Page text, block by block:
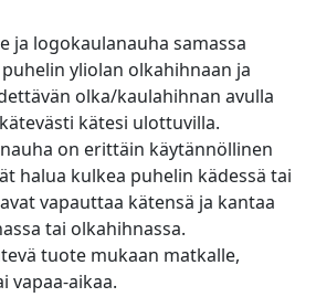
ja logokaulanauha samassa
yliolan olkahihnaan ja
olka/kaulahihnan avulla
kätesi ulottuvilla.
on erittäin käytännöllinen
halua kulkea puhelin kädessä tai
vapauttaa kätensä ja kantaa
tai olkahihnassa.
tuote mukaan matkalle,
vapaa-aikaa.